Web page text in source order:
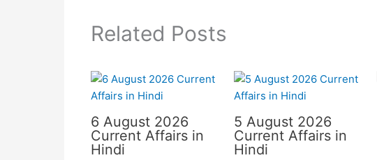
Related Posts
6 August 2026
Current Affairs in
Hindi
5 August 2026
Current Affairs in
Hindi